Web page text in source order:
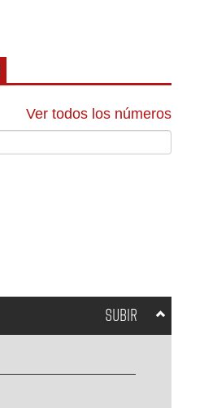
Ver todos los números
SUBIR